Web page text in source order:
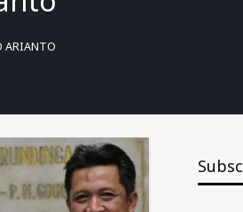
ARIANTO